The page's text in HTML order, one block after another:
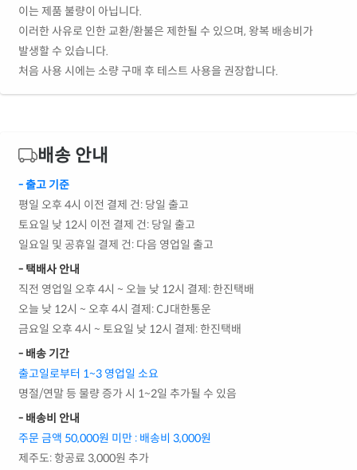
이는 제품 불량이 아닙니다.
이러한 사유로 인한 교환/환불은 제한될 수 있으며, 왕복 배송비가
발생할 수 있습니다.
처음 사용 시에는 소량 구매 후 테스트 사용을 권장합니다.
배송 안내
- 출고 기준
평일 오후 4시 이전 결제 건: 당일 출고
토요일 낮 12시 이전 결제 건: 당일 출고
일요일 및 공휴일 결제 건: 다음 영업일 출고
- 택배사 안내
직전 영업일 오후 4시 ~ 오늘 낮 12시 결제: 한진택배
오늘 낮 12시 ~ 오후 4시 결제: CJ대한통운
금요일 오후 4시 ~ 토요일 낮 12시 결제: 한진택배
- 배송 기간
출고일로부터 1~3 영업일 소요
명절/연말 등 물량 증가 시 1~2일 추가될 수 있음
- 배송비 안내
주문 금액 50,000원 미만 : 배송비 3,000원
제주도: 항공료 3,000원 추가